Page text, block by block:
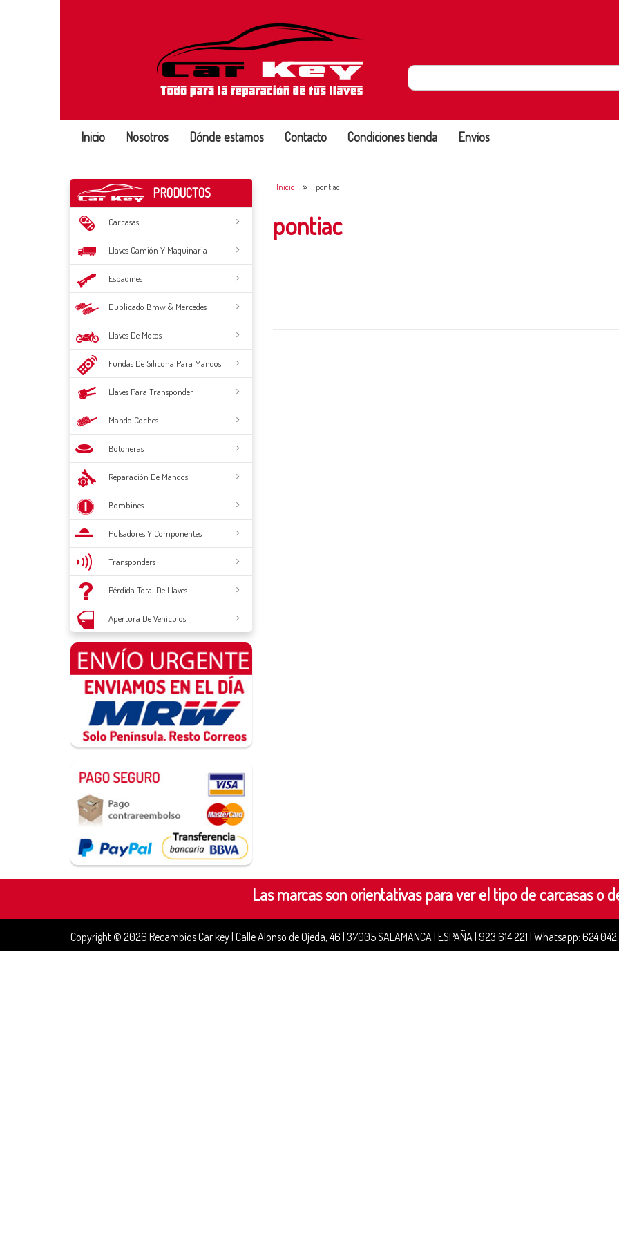
Inicio Nosotros Dónde estamos Contacto Condiciones tienda Envíos
PRODUCTOS
Carcasas
Llaves Camión Y Maquinaria
Espadines
Duplicado Bmw & Mercedes
Llaves De Motos
Fundas De Silicona Para Mandos
Llaves Para Transponder
Mando Coches
Botoneras
Reparación De Mandos
Bombines
Pulsadores Y Componentes
Transponders
Pérdida Total De Llaves
Apertura De Vehículos
Inicio pontiac
pontiac
Las marcas son orientativas para ver el tipo de carcasas o
Copyright © 2026 Recambios Car key | Calle Alonso de Ojeda, 46 | 37005 SALAMANCA | ESPAÑA | 923 614 221 | Whatsapp: 624 042